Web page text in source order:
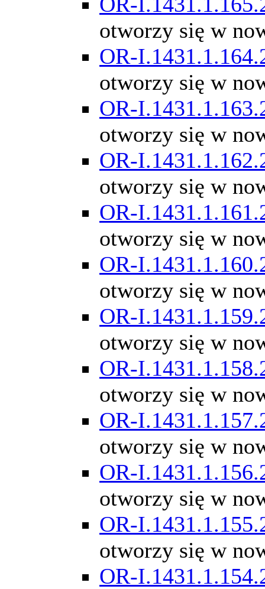
otworzy się w
OR-
otworzy się w
OR-
otworzy się w
OR-
otworzy się w
OR-
otworzy się w
OR-
otworzy się w
OR-
otworzy się w
OR-
otworzy się w
OR-
otworzy się w
OR-
otworzy się w
OR-
otworzy się w
OR-